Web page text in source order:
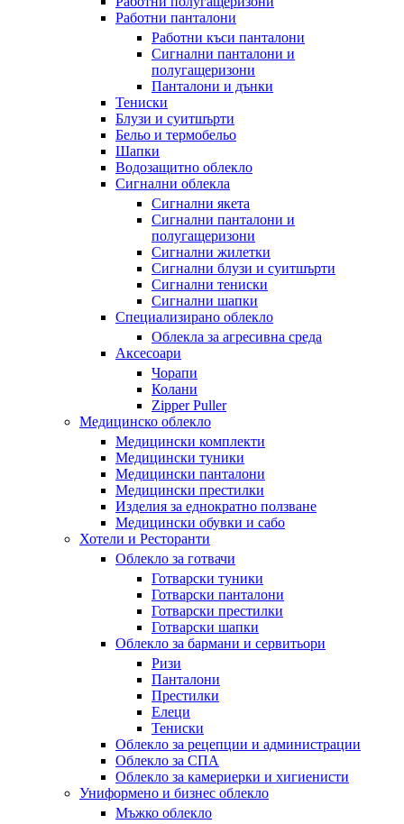
Работни панталони
Работни къси панталони
Сигнални панталони и
полугащеризони
Панталони и дънки
Тениски
Блузи и суитшърти
Бельо и термобельо
Шапки
Водозащитно облекло
Сигнални облекла
Сигнални якета
Сигнални панталони и
полугащеризони
Сигнални жилетки
Сигнални блузи и суитшърти
Сигнални тениски
Сигнални шапки
Специализирано облекло
Облекла за агресивна среда
Аксесоари
Чорапи
Колани
Zipper Puller
Медицинско облекло
Медицински комплекти
Медицински туники
Медицински панталони
Медицински престилки
Изделия за еднократно ползване
Медицински обувки и сабо
Хотели и Ресторанти
Облекло за готвачи
Готварски туники
Готварски панталони
Готварски престилки
Готварски шапки
Облекло за бармани и сервитьори
Ризи
Панталони
Престилки
Елеци
Тениски
Облекло за рецепции и администрации
Облекло за СПА
Облекло за камериерки и хигиенисти
Униформено и бизнес облекло
Мъжко облекло